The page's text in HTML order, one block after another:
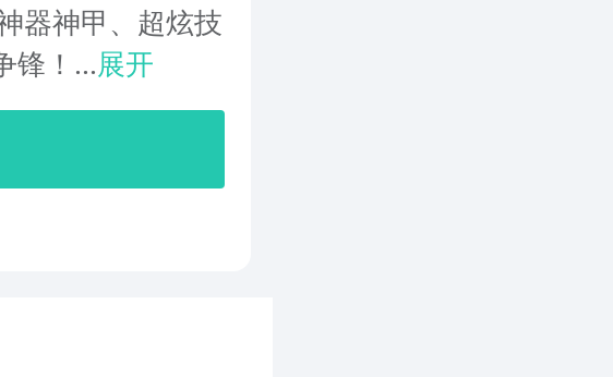
器神甲、超炫技
锋！...展开